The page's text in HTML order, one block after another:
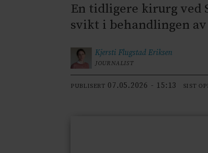
En tidligere kirurg ved
svikt i behandlingen
Kjersti Flugstad Eriksen
JOURNALIST
PUBLISERT 07.05.2026 - 15:13 SIST